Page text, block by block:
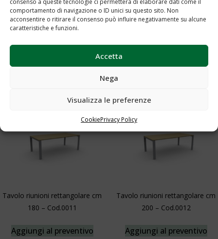
consenso a queste tecnologie ci permetterà di elaborare dati come il
comportamento di navigazione o ID unici su questo sito. Non
acconsentire o ritirare il consenso può influire negativamente su alcune
caratteristiche e funzioni.
Accetta
Nega
Visualizza le preferenze
CookiePrivacy Policy
Tavolo riunioni quadrato cm 123
Tavolo riunioni rettangolare cm
180 – Cod.0011
Aggiungi al preventivo
Tavolo riunioni rettangolare cm
200 – Cod.0012
Aggiungi al preventivo